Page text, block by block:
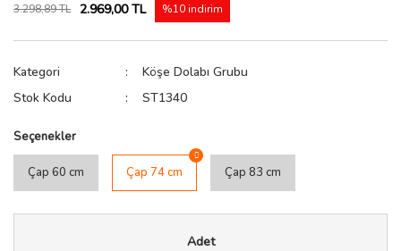
3.298,89 TL 2.969,00 TL %10 indirim
Kategori
Köşe Dolabı Grubu
Stok Kodu
ST1340
Seçenekler
Çap 60 cm Çap 74 cm Çap 83 cm
Adet